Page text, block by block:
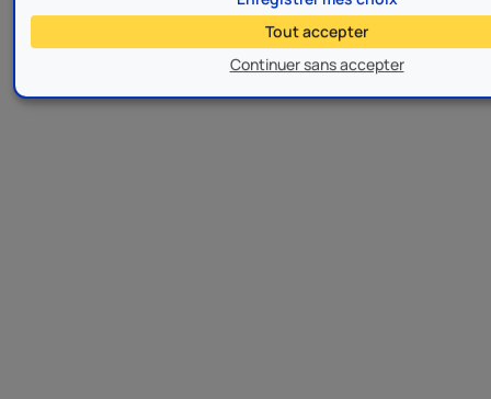
Continuer sans accepter
Tout accepter